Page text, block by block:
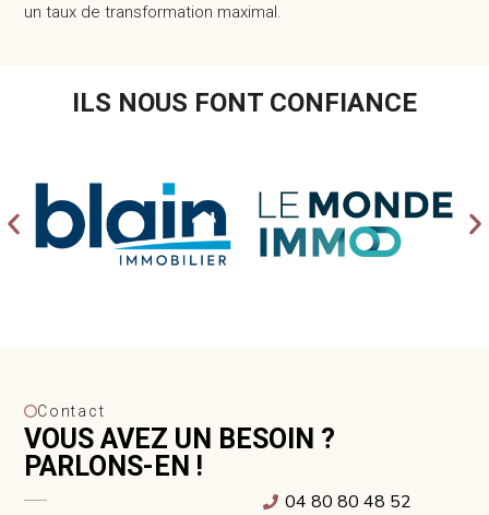
un taux de transformation maximal.
ILS NOUS FONT CONFIANCE
Contact
VOUS AVEZ UN BESOIN ?
PARLONS-EN !
04 80 80 48 52